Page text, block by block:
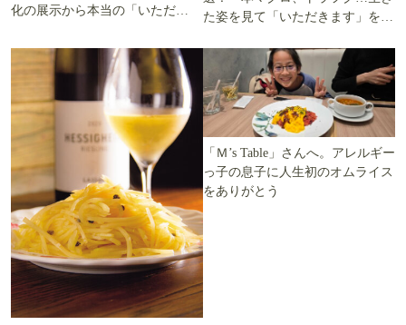
化の展示から本当の「いただき
た姿を見て「いただきます」を考
「Ｍ’s Table」さんへ。アレルギー
っ子の息子に人生初のオムライス
をありがとう